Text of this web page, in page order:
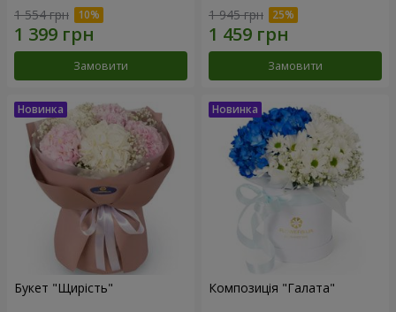
1 554 грн
Замовити
1 945 грн
Замовити
Букет "Щирість" Композиція "Галата"